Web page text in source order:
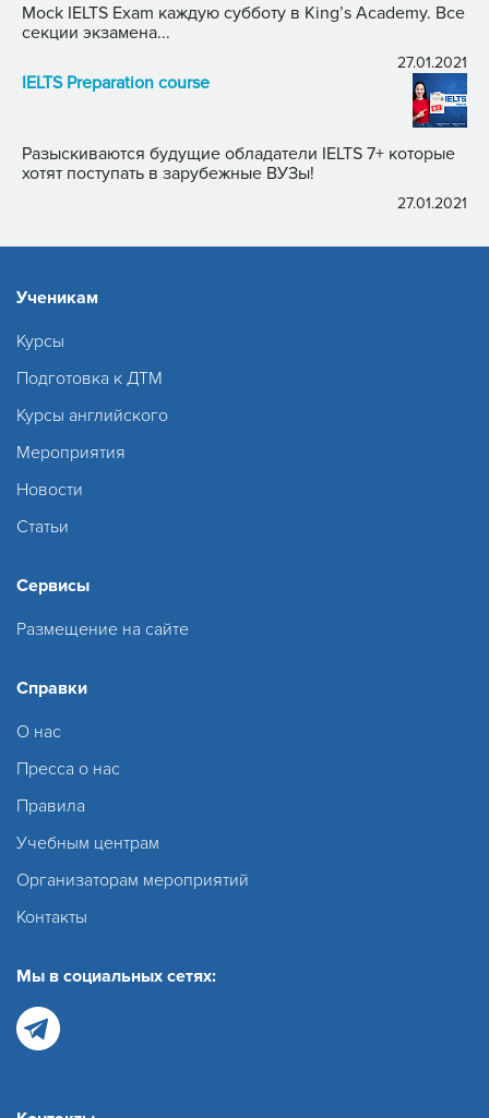
Mock IELTS Exam каждую субботу в King’s Academy. Все
секции экзамена...
27.01.2021
IELTS Preparation course
Разыскиваются будущие обладатели IELTS 7+ которые
хотят поступать в зарубежные ВУЗы!
27.01.2021
Ученикам
Курсы
Подготовка к ДТМ
Курсы английского
Мероприятия
Новости
Статьи
Сервисы
Размещение на сайте
Справки
О нас
Пресса о нас
Правила
Учебным центрам
Организаторам мероприятий
Контакты
Мы в социальных сетях: